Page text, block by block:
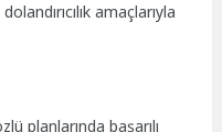
amaçlarıyla
planlarında başarılı